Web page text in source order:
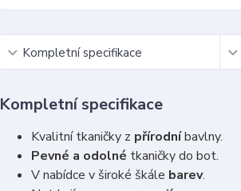
Kompletní specifikace
Kompletní specifikace
Kvalitní tkaničky z přírodníbavlny.
Pevné a odolné tkaničky do bot.
V nabídce v široké škále barev.